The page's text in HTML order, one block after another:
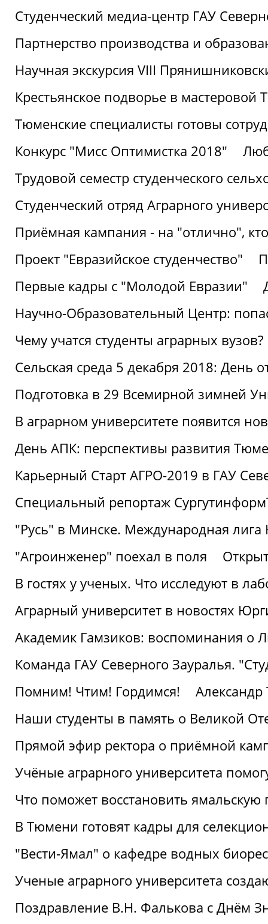
Студенческий медиа-центр ГАУ
Партнерство производства и
Научная экскурсия VIII
Крестьянское подворье в мастеровой
Тюменские специалисты готовы
Конкурс "Мисс Оптимистка 2018"
Трудовой семестр студенческого
Студенческий отряд Аграрного
Приёмная кампания - на "отлично",
Проект "Евразийское студенчество"
Первые кадры с "Молодой Евразии"
Научно-Образовательный Центр:
Чему учатся студенты аграрных вузов?
Сельская среда 5 декабря 2018: День
Подготовка в 29 Всемирной зимней
В аграрном университете появится
День АПК: перспективы развития
Карьерный Старт АГРО-2019 в ГАУ
Специальный репортаж
"Русь" в Минске. Международная
"Агроинженер" поехал в поля
В гостях у ученых. Что исследуют в
Аграрный университет в новостях
Академик Гамзиков: воспоминания о
Команда ГАУ Северного Зауралья.
Помним! Чтим! Гордимся!
Наши студенты в память о Великой
Прямой эфир ректора о приёмной
Учёные аграрного университета
Что поможет восстановить ямальскую
В Тюмени готовят кадры для
"Вести-Ямал" о кафедре водных
Ученые аграрного университета
Поздравление В.Н. Фалькова с Днём